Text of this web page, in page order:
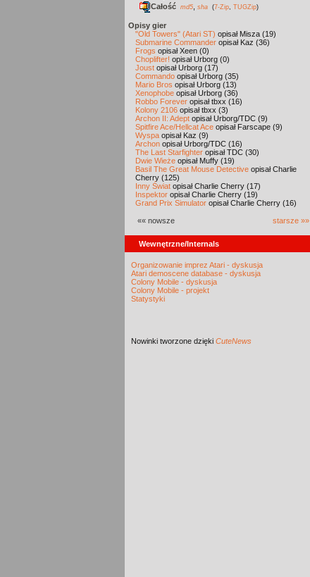
Całość md5 sha (7-Zip TUGZip)
Opisy gier
"Old Towers" (Atari ST) opisał Misza (19)
Submarine Commander opisał Kaz (36)
Frogs opisał Xeen (0)
Choplifter! opisał Urborg (0)
Joust opisał Urborg (17)
Commando opisał Urborg (35)
Mario Bros opisał Urborg (13)
Xenophobe opisał Urborg (36)
Robbo Forever opisał tbxx (16)
Kolony 2106 opisał tbxx (3)
Archon II: Adept opisał Urborg/TDC (9)
Spitfire Ace/Hellcat Ace opisał Farscape (9)
Wyspa opisał Kaz (9)
Archon opisał Urborg/TDC (16)
The Last Starfighter opisał TDC (30)
Dwie Wieże opisał Muffy (19)
Basil The Great Mouse Detective opisał Charlie
Cherry (125)
Inny Świat opisał Charlie Cherry (17)
Inspektor opisał Charlie Cherry (19)
Grand Prix Simulator opisał Charlie Cherry (16)
«« nowsze starsze »»
Wewnętrzne/Internals
Organizowanie imprez Atari - dyskusja
Atari demoscene database - dyskusja
Colony Mobile - dyskusja
Colony Mobile - projekt
Statystyki
Nowinki tworzone dzięki CuteNews